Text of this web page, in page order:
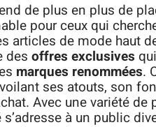
de plus en plus de
pour ceux qui
articles de mode haut
des offres exclusives
marques renommées.
ses atouts, son
Avec une variété
à un public